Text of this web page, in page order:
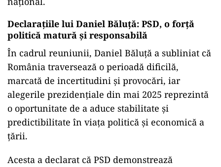
Declarațiile lui Daniel Băluță: PSD, o forță
politică matură și responsabilă
În cadrul reuniunii, Daniel Băluță a subliniat că
România traversează o perioadă dificilă,
marcată de incertitudini și provocări, iar
alegerile prezidențiale din mai 2025 reprezintă
o oportunitate de a aduce stabilitate și
predictibilitate în viața politică și economică a
țării.
Acesta a declarat că PSD demonstrează